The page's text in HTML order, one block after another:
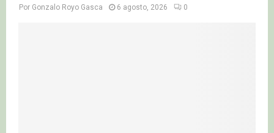
Por Gonzalo Royo Gasca 6 agosto, 2026 0